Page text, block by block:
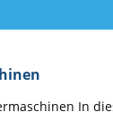
In